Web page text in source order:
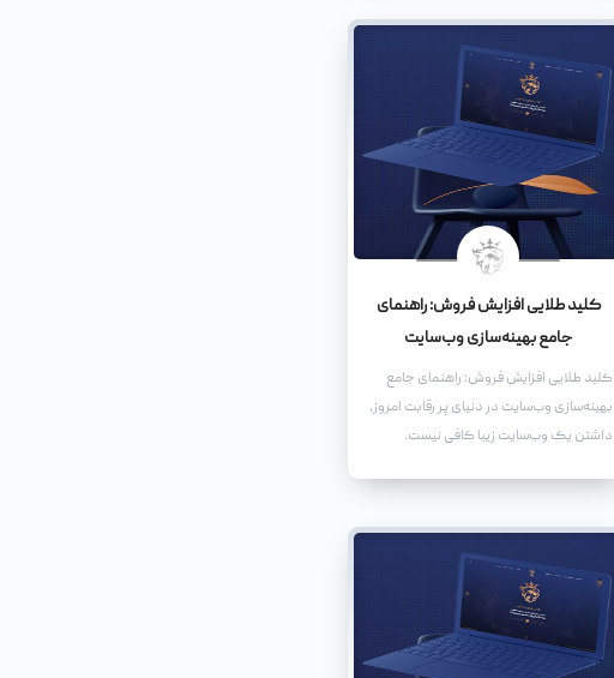
است. طراحی یک سایت فروشگاهی نه تنها
به شما این امکان را می‌دهد که محصولات و
خدمات خود را به طیف وسیع‌تری از مخاطبان
عرضه کنید، بلکه مزایای بی‌شماری را برای
رونق و توسعه کسب و کار شما به ارمغان
می‌آورد.
کلید طلایی افزایش فروش: راهنمای
جامع بهینه‌سازی وب‌سایت
کلید طلایی افزایش فروش: راهنمای جامع
بهینه‌سازی وب‌سایت در دنیای پر رقابت امروز،
داشتن یک وب‌سایت زیبا کافی نیست.
کند، بلکه آن‌ها را به مشتریان وفادار تبدیل